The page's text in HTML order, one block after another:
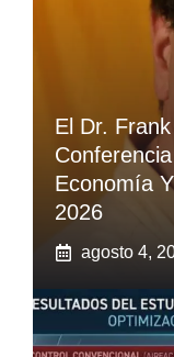
El Dr.
Economía
2026
agosto 4,